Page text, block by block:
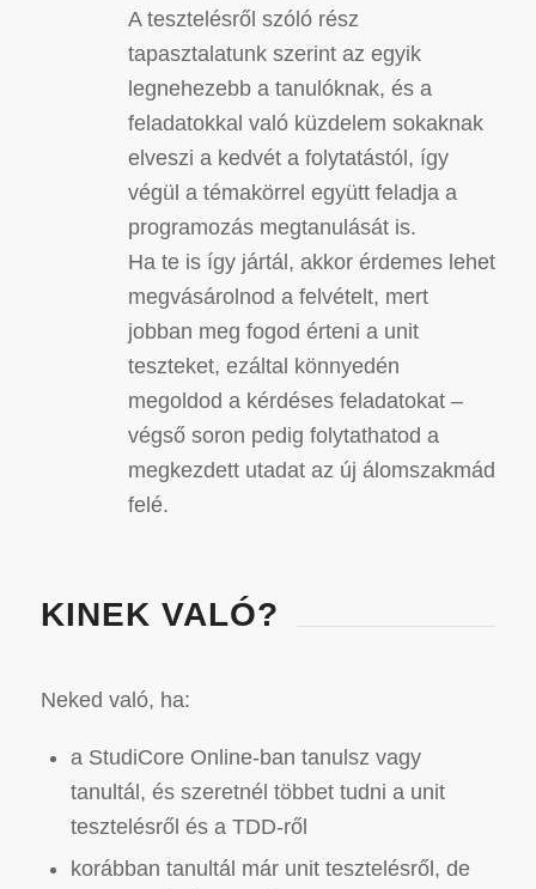
A tesztelésről szóló rész
tapasztalatunk szerint az egyik
legnehezebb a tanulóknak, és a
feladatokkal való küzdelem sokaknak
elveszi a kedvét a folytatástól, így
végül a témakörrel együtt feladja a
programozás megtanulását is.
Ha te is így jártál, akkor érdemes lehet
megvásárolnod a felvételt, mert
jobban meg fogod érteni a unit
teszteket, ezáltal könnyedén
megoldod a kérdéses feladatokat –
végső soron pedig folytathatod a
megkezdett utadat az új álomszakmád
felé.
KINEK VALÓ?
Neked való, ha:
a StudiCore Online-ban tanulsz vagy
tanultál, és szeretnél többet tudni a unit
tesztelésről és a TDD-ről
korábban tanultál már unit tesztelésről, de